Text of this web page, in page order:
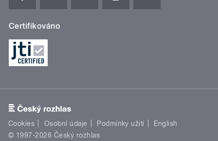
Certifikováno
Cookies Osobní údaje Podmínky užití
English
© 1997-2026 Český rozhlas